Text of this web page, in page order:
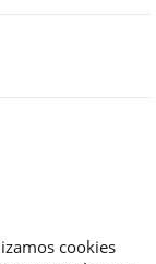
cookies